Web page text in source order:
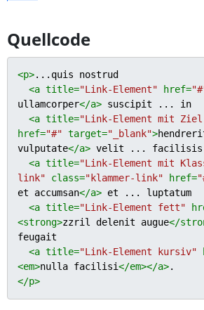
Quellcode
<p>...quis nostrud
<a title="Link-Element" href=
ullamcorper</a> suscipit ... in
<a title="Link-Element mit
href="#" target="_blank">
vulputate</a> velit ... facilisis
<a title="Link-Element mit
link"
class="klammer-link" href=
et accumsan</a> et ... luptatum
<a title="Link-Element fett"
<strong>zzril delenit augue</
feugait
<a title="Link-Element kursiv"
<em>nulla facilisi</em></a>
</p>